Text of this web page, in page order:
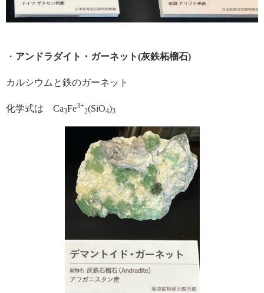
・ アンドラダイト・ガーネット(灰鉄柘榴石)
カルシウムと鉄のガーネット
化学式は Ca3Fe3+
2(SiO4)3